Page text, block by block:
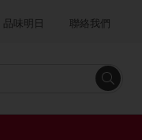
品味明日 聯絡我們
Search